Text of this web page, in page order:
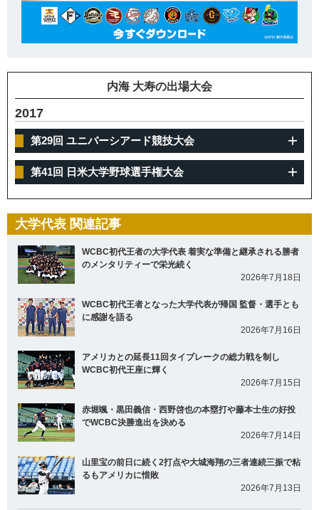
内海 大寿の出場大会
2017
第29回 ユニバーシアード競技大会
第41回 日米大学野球選手権大会
大学代表 関連記事
WCBC初代王者の大学代表 着実な準備と継承される勝者
のメンタリティーで栄光続く
2026年7月18日
WCBC初代王者となった大学代表が帰国 監督・選手とも
に感謝を語る
2026年7月16日
アメリカとの延長11回タイブレークの総力戦を制し
WCBC初代王座に輝く
2026年7月15日
赤堀颯・黒田義信・西野啓也の本塁打や藤本士生の好投
でWCBC決勝進出を決める
2026年7月14日
山里宝の前日に続く2打点や大城海翔の三者連続三振で粘
るもアメリカに惜敗
2026年7月13日